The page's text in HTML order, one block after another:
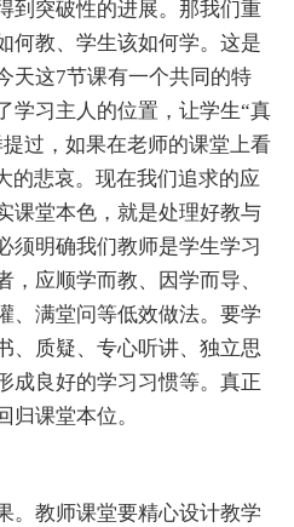
到突破性的进展。那我们重
何教、学生该如何学。这是
天这7节课有一个共同的特
学习主人的位置，让学生“真
过，如果在老师的课堂上看
的悲哀。现在我们追求的应
课堂本色，就是处理好教与
须明确我们教师是学生学习
，应顺学而教、因学而导、
、满堂问等低效做法。要学
、质疑、专心听讲、独立思
成良好的学习习惯等。真正
归课堂本位。
。教师课堂要精心设计教学